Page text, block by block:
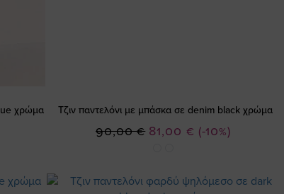
χρώμα Τζιν παντελόνι με μπάσκα σε denim black χρώμα
(-10%)
Ειδική
81,00 €
90,00 €